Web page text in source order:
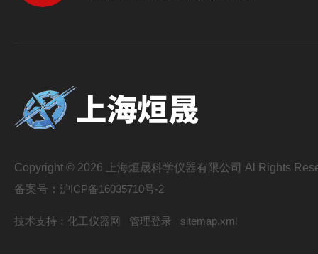
Copyright © 2026 上海烜晟科学仪器有限公司 Al Rights
备案号： 沪ICP备16035710号-2
技术支持： 化工仪器网 管理登录 sitemap.xml